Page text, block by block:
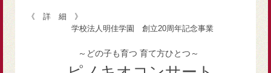
《 詳 細 》
学校法人明佳学園 創立20周年記念事業
～どの子も育つ 育て方ひとつ～